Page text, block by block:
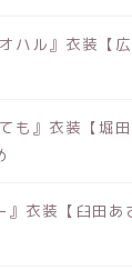
ハル』衣装【
も』衣装【堀
』衣装【臼田あ